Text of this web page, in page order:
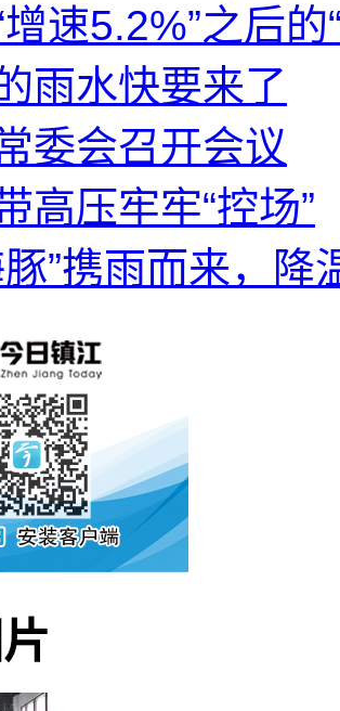
速5.2%”之后的
雨水快要来了
委会召开会议
高压牢牢“控场”
豚”携雨而来，降